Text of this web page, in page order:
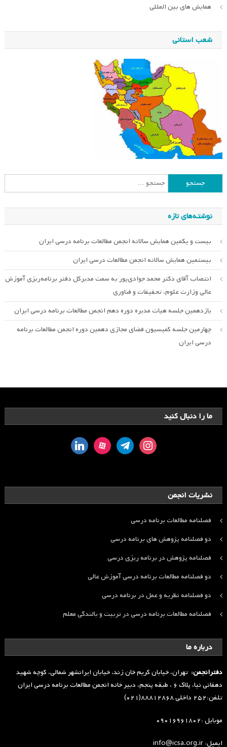
همایش های بین المللی
شعب استانی
جستجو
برای:
نوشته‌های تازه
بیست و یکمین همایش سالانه انجمن مطالعات برنامه درسی ایران
بیستمین همایش سالانه انجمن مطالعات درسی ایران
انتصاب آقای دکتر محمد جوادی‌پور به سمت مدیرکل دفتر برنامه‌ریزی آموزش
عالی وزارت علوم، تحقیقات و فناوری
یازدهمین جلسه هیات مدیره دوره دهم انجمن مطالعات برنامه درسی ایران
چهارمین جلسه کمیسیون فضای مجازی دهمین دوره انجمن مطالعات برنامه
درسی ایران
ما را دنبال کنید
instagram
telegram
aparat
linkedin
نشریات انجمن
فصلنامه مطالعات برنامه درسی
دو فصلنامه پژوهش های برنامه درسی
فصلنامه پژوهش در برنامه ریزی درسی
دو فصلنامه مطالعات برنامه درسی آموزش عالی
دو فصلنامه نظریه و عمل در برنامه درسی
فصلنامه مطالعات برنامه درسی در تربیت و بالندگی معلم
درباره ما
دفترانجمن: تهران، خیابان کریم خان زند، خیابان ایرانشهر شمالی، کوچه شهید
دهقانی نیا، پلاک ۶ ، طبقه پنجم، دبیر خانه انجمن مطالعات برنامه درسی ایران
تلفن:۲۵۲ داخلی ۸۸۸۱۲۸۶۸(۰۲۱)
موبایل :۰۹۰۱۶۹۶۱۸۰۲
ایمیل: info@icsa.org.ir